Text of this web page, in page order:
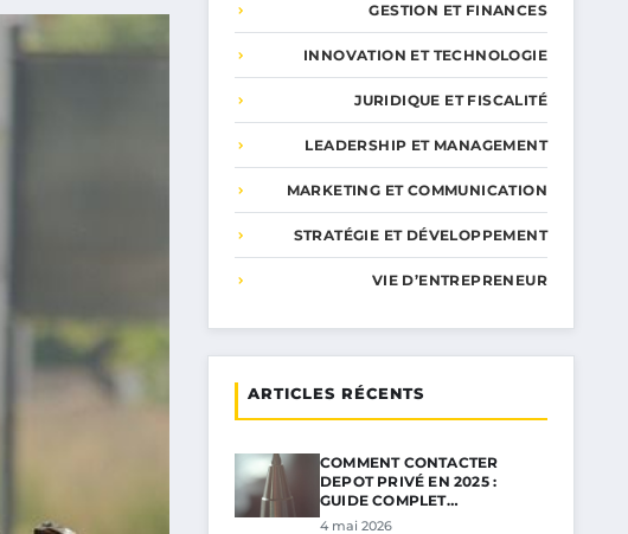
GESTION ET FINANCES
INNOVATION ET TECHNOLOGIE
JURIDIQUE ET FISCALITÉ
LEADERSHIP ET MANAGEMENT
MARKETING ET COMMUNICATION
STRATÉGIE ET DÉVELOPPEMENT
VIE D’ENTREPRENEUR
ARTICLES RÉCENTS
COMMENT CONTACTER
DEPOT PRIVÉ EN 2025 :
GUIDE COMPLET…
4 mai 2026